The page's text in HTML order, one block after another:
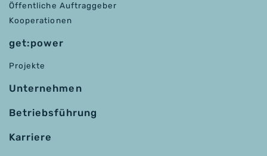
Öffentliche Auftraggeber
Kooperationen
get:power
Projekte
Unternehmen
Betriebsführung
Karriere